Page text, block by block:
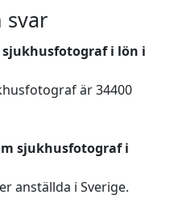
svar
i lön i
är 34400
sjukhusfotograf i
anställda i Sverige.